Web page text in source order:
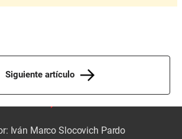
Siguiente artículo
Iván Marco Slocovich Pardo